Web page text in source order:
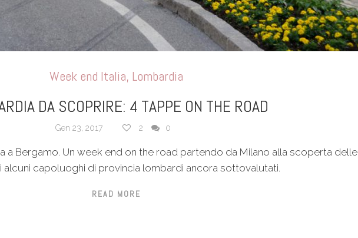
Week end Italia, Lombardia
DA SCOPRIRE: 4 TAPPE ON THE ROAD
Gen 23, 2017 2 0
a Bergamo. Un week end on the road partendo da Milano alla scoperta delle
alcuni capoluoghi di provincia lombardi ancora sottovalutati.
READ MORE